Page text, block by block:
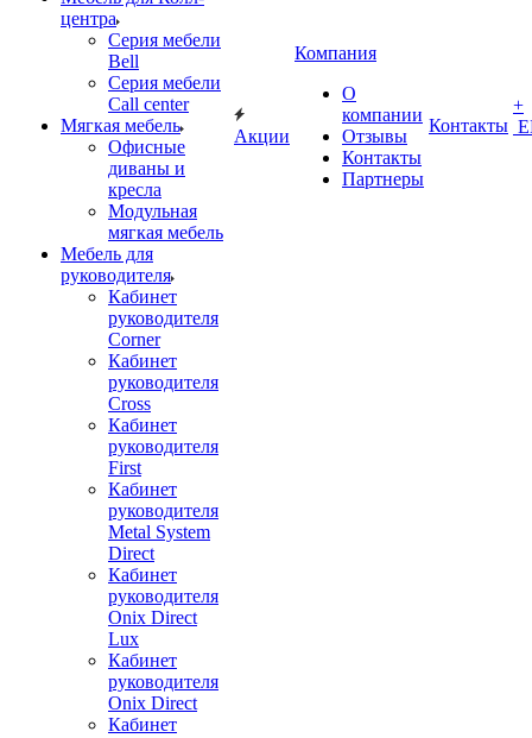
центра
Серия мебели
Bell
Серия мебели
Call center
Мягкая мебель
Офисные
диваны и
кресла
Модульная
мягкая мебель
Мебель для
руководителя
Кабинет
руководителя
Corner
Кабинет
руководителя
Cross
Кабинет
руководителя
First
Кабинет
руководителя
Metal System
Direct
Кабинет
руководителя
Onix Direct
Lux
Кабинет
руководителя
Onix Direct
Кабинет
Акции
Компания
О
компании
Отзывы
Контакты
Партнеры
Контакты
+